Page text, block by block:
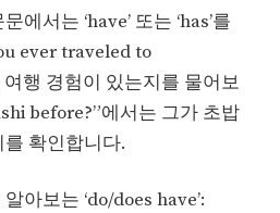
에서는 ‘have’ 또는 ‘has’를
ever traveled to
행 경험이 있는지를 물어보
before?”에서는 그가 초밥
확인합니다.
아보는 ‘do/does have’: